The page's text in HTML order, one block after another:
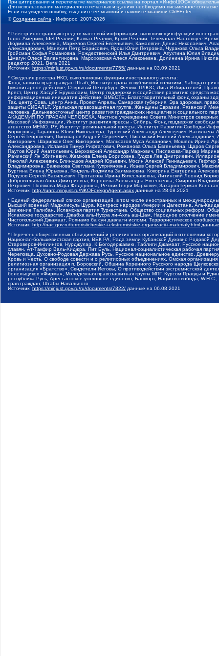
При цитировании и перепечатке материалов ссылка на портал «ИнфоШОС»
Для использования материалов в печатных изданиях необходимо письменное
Если вы увидели ошибку, выделите ее мышкой и нажмите клавиши Ctrl+Enter
©Создание сайта - Инфорос, 2007-2026
* Реестр иностранных средств массовой информации, выполняющих функции
Голос Америки, Idel.Реалии, Кавказ.Реалии, Крым.Реалии, Телеканал Настоящее
Людмила Алексеевна, Маркелов Сергей Евгеньевич, Камалягин Денис Николаевич,
Александрович, Маняхин Петр Борисович, Ярош Юлия Петровна, Чуракова Ольга
Гройсман Софья Романовна, Рождественский Илья Дмитриевич, Апухтина Юлия
Шмагун Олеся Валентиновна, Мароховская Алеся Алексеевна, Долинина Ирина
редактор 2021, Вега 2021
Источник: https://minjust.gov.ru/ru/documents/7755/ данные на 03.09.2021
* Сведения реестра НКО, выполняющих функции иностранного агента:
Фонд защиты прав граждан Штаб, Институт права и публичной политики,
Гуманитарное действие, Открытый Петербург, Феникс ПЛЮС, Лига Избирателей,
Крест, Центр Хасдей Ерушалаим, Центр поддержки и содействия развитию средств
информационных инициатив Действие, ВМЕСТЕ, Благотворительный фонд охраны
Так, центр Сова, центр Анна, Проект Апрель, Самарская губерния, Эра здоровья,
защиты СИБАЛЬТ, Уральская правозащитная группа, Женщины Евразии, Рязанский
человека, Дальневосточный центр развития гражданских инициатив и социального
АКАДЕМИЯ ПО ПРАВАМ ЧЕЛОВЕКА, Частное учреждение Совета Министров северных
Массовой Информации, Институт развития прессы - Сибирь, Фонд поддержки
агентство МЕМО. РУ, Институт региональной прессы, Институт Развития Свободы
Борисовна, Таранова Юлия Николаевна, Туровский Александр Алексеевич,
Сергей Георгиевич, Пивоваров Андрей Сергеевич, Писемский Евгений
Викторович, Шарипков Олег Викторович, Мальсагов Муса Асланович, Мошель Ирина
Александровна, Исламов Тимур Рифгатович, Романова Ольга Евгеньевна, Щаров
Паутов Юрий Анатольевич, Верховский Александр Маркович, Пислакова-Паркер
Рачинский Ян Збигневич, Жемкова Елена Борисовна, Гудков Лев Дмитриевич,
Николай Алексеевич, Блинушов Андрей Юрьевич, Мосин Алексей Геннадьевич,
Владимировна, Баженова Светлана Куприяновна, Исаев Сергей Владимирович,
Буртина Елена Юрьевна, Гендель Людмила Залмановна, Кокорина Екатерина
Подузов Сергей Васильевич, Протасова Ирина Вячеславовна, Литинский Леонид
Добровольская Анна Дмитриевна, Королева Александра Евгеньевна, Смирнов
Петрович, Полякова Мара Федоровна, Резник Генри Маркович, Захаров Герман
Источник: http://unro.minjust.ru/NKOForeignAgent.aspx данные на 28.08.2021
* Единый федеральный список организаций, в том числе иностранных и
Высший военный Маджлисуль Шура, Конгресс народов Ичкерии и Дагестана, Аль-
Движение Талибан, Исламская партия Туркестана, Общество социальных реформ,
Исламское государство, Джабха аль-Нусра ли-Ахль аш-Шам, Народное ополчение
Чистопольский Джамаат, Рохнамо ба суи давлати исломи, Террористическое
Источник: http://nac.gov.ru/terroristicheskie-i-ekstremistskie-organizacii-i-materialy.html
* Перечень общественных объединений и религиозных организаций в отношении
Национал-большевистская партия, ВЕК РА, Рада земли Кубанской Духовно Родовой
Староверов-Инглингов, Нурджулар, К Богодержавию, Таблиги Джамаат, Русское
славян, Ат-Такфир Валь-Хиджра, Пит Буль, Национал-социалистическая рабочая
Череповца, Духовно-Родовая Держава Русь, Русское национальное единство,
Кровь и Честь, О свободе совести и о религиозных объединениях, Омская
религиозная организация п. Боровский, Община Коренного Русского народа
организация «Братство», Свидетели Иеговы, О противодействии экстремистской
болельщиков «Фирма», Молодежная правозащитная группа МПГ, Курсом Правды и
республика Русь, Арестантское уголовное единство, Башкорт, Нация и свобода,
прав граждан, Штабы Навального
Источник: https://minjust.gov.ru/ru/documents/7822/ данные на 06.08.2021